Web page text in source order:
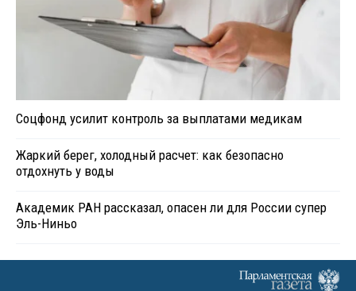
Соцфонд усилит контроль за выплатами медикам
Жаркий берег, холодный расчет: как безопасно
отдохнуть у воды
Академик РАН рассказал, опасен ли для России супер
Эль-Ниньо